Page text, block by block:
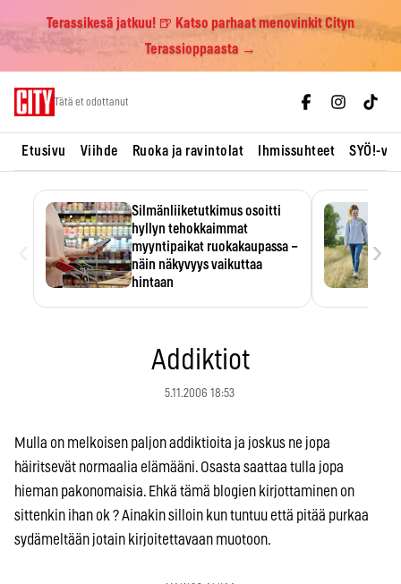
Terassikesä jatkuu! 🍺 Katso parhaat menovinkit Cityn
Terassioppaasta →
Tätä et odottanut
Etusivu Viihde Ruoka ja ravintolat Ihmissuhteet SYÖ!-
Silmänliiketutkimus osoitti
hyllyn tehokkaimmat
myyntipaikat ruokakaupassa –
näin näkyvyys vaikuttaa
hintaan
›
Addiktiot
5.11.2006 18:53
Mulla on melkoisen paljon addiktioita ja joskus ne jopa
häiritsevät normaalia elämääni. Osasta saattaa tulla jopa
hieman pakonomaisia. Ehkä tämä blogien kirjottaminen on
sittenkin ihan ok ? Ainakin silloin kun tuntuu että pitää purkaa
sydämeltään jotain kirjoitettavaan muotoon.